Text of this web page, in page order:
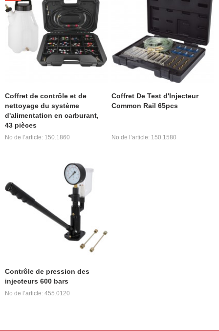
Coffret de contrôle et de
nettoyage du système
d'alimentation en carburant,
43 pièces
No de l’article: 150.1860
Coffret De Test d'Injecteur
Common Rail 65pcs
No de l’article: 150.1580
Contrôle de pression des
injecteurs 600 bars
No de l’article: 455.0120